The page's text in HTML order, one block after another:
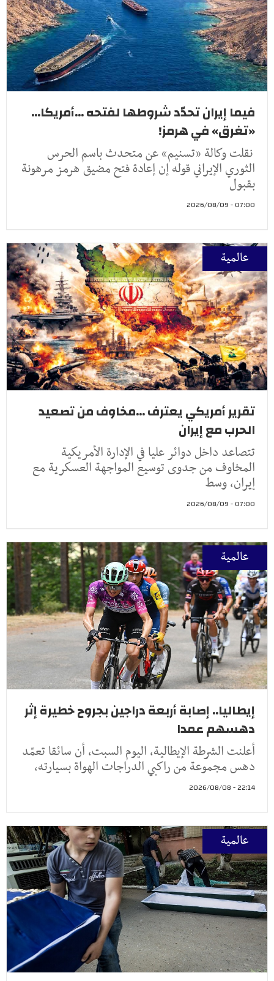
فيما إيران تحدّد شروطها لفتحه ...أمريكا...
«تغرق» في هرمز!
نقلت وكالة «تسنيم» عن متحدث باسم الحرس
الثوري الإيراني قوله إن إعادة فتح مضيق هرمز مرهونة
بقبول
07:00 - 2026/08/09
عالمية
تقرير أمريكي يعترف ...مخاوف من تصعيد
الحرب مع إيران
تتصاعد داخل دوائر عليا في الإدارة الأمريكية
المخاوف من جدوى توسيع المواجهة العسكرية مع
إيران، وسط
07:00 - 2026/08/09
عالمية
إيطاليا.. إصابة أربعة دراجين بجروح خطيرة إثر
دهسهم عمدا
أعلنت الشرطة الإيطالية، اليوم السبت، أن سائقا تعمّد
دهس مجموعة من راكبي الدراجات الهواة بسيارته،
22:14 - 2026/08/08
عالمية